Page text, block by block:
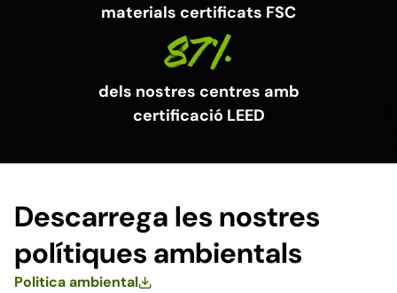
materials certificats FSC
87%
dels nostres centres amb
certificació LEED
Descarrega les nostres
polítiques ambientals
Politica ambiental